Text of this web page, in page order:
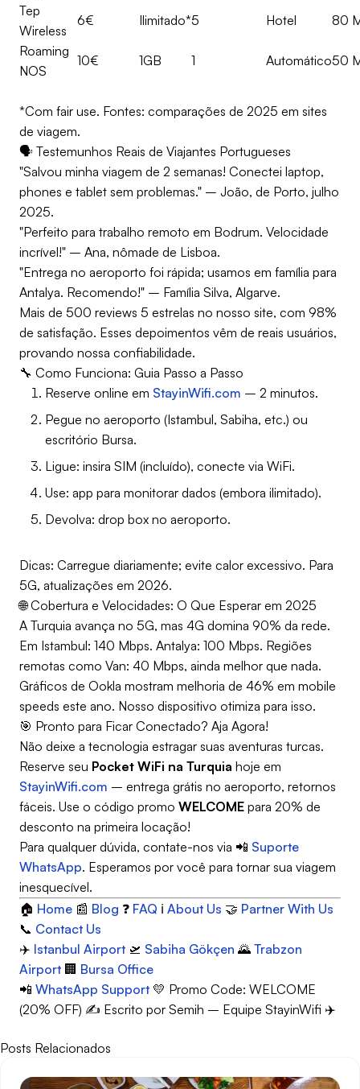
Tep
Wireless
6€ Ilimitado*5 Hotel
80
Roaming
NOS
10€ 1GB 1 Automático50
*Com fair use. Fontes: comparações de 2025 em sites
de viagem.
🗣️ Testemunhos Reais de Viajantes Portugueses
"Salvou minha viagem de 2 semanas! Conectei laptop,
phones e tablet sem problemas." – João, de Porto, julho
2025.
"Perfeito para trabalho remoto em Bodrum. Velocidade
incrível!" – Ana, nômade de Lisboa.
"Entrega no aeroporto foi rápida; usamos em família para
Antalya. Recomendo!" – Família Silva, Algarve.
Mais de 500 reviews 5 estrelas no nosso site, com 98%
de satisfação. Esses depoimentos vêm de reais usuários,
provando nossa confiabilidade.
🔧 Como Funciona: Guia Passo a Passo
Reserve online em StayinWifi.com – 2 minutos.
Pegue no aeroporto (Istambul, Sabiha, etc.) ou
escritório Bursa.
Ligue: insira SIM (incluído), conecte via WiFi.
Use: app para monitorar dados (embora ilimitado).
Devolva: drop box no aeroporto.
Dicas: Carregue diariamente; evite calor excessivo. Para
5G, atualizações em 2026.
🌐 Cobertura e Velocidades: O Que Esperar em 2025
A Turquia avança no 5G, mas 4G domina 90% da rede.
Em Istambul: 140 Mbps. Antalya: 100 Mbps. Regiões
remotas como Van: 40 Mbps, ainda melhor que nada.
Gráficos de Ookla mostram melhoria de 46% em mobile
speeds este ano. Nosso dispositivo otimiza para isso.
🎯 Pronto para Ficar Conectado? Aja Agora!
Não deixe a tecnologia estragar suas aventuras turcas.
Reserve seu Pocket WiFi na Turquia hoje em
StayinWifi.com – entrega grátis no aeroporto, retornos
fáceis. Use o código promo WELCOME para 20% de
desconto na primeira locação!
Para qualquer dúvida, contate-nos via 📲 Suporte
WhatsApp. Esperamos por você para tornar sua viagem
inesquecível.
🏠 Home 📰 Blog ❓ FAQ ℹ️ About Us 🤝 Partner With Us
📞 Contact Us
✈️ Istanbul Airport 🛫 Sabiha Gökçen 🌄 Trabzon
Airport 🏢 Bursa Office
📲 WhatsApp Support 💛 Promo Code: WELCOME
(20% OFF) ✍️ Escrito por Semih – Equipe StayinWifi ✈️
Posts Relacionados